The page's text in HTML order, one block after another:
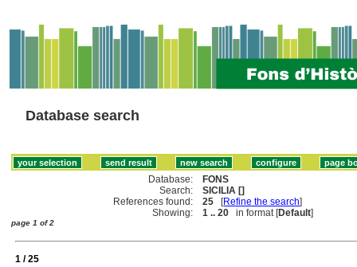
Database search
Database:
FONS
Search:
SICILIA []
References found:
25 [Refine the search]
Showing:
1 .. 20 in format [Default]
page 1 of 2
1 / 25